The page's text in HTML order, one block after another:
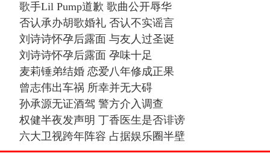
歌手Lil Pump道歉 歌曲公开辱华
否认承办胡歌婚礼 否认不实谣言
刘诗诗怀孕后露面 与友人过圣诞
刘诗诗怀孕后露面 孕味十足
麦莉锤弟结婚 恋爱八年修成正果
曾志伟出车祸 所幸并无大碍
孙承源无证酒驾 警方介入调查
权健半夜发声明 丁香医生是否诽谤
六大卫视跨年阵容 占据娱乐圈半壁